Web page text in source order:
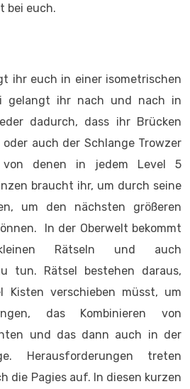
bei euch.
ihr euch in einer isometrischen
gelangt ihr nach und nach in
dadurch, dass ihr Brücken
auch der Schlange Trowzer
von denen in jedem Level 5
braucht ihr, um durch seine
um den nächsten größeren
In der Oberwelt bekommt
Rätseln und auch
tun. Rätsel bestehen daraus,
Kisten verschieben müsst, um
das Kombinieren von
und das dann auch in der
Herausforderungen treten
die Pagies auf. In diesen kurzen